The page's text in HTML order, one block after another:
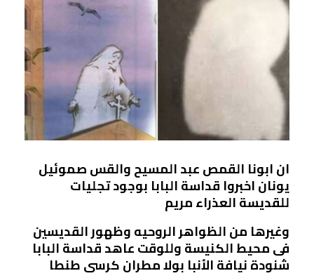
ان ابونا القمص عبد المسيح والقس صموئيل
يونان اخبروا قداسة البابا بوجود تجليات
للقديسة العذراء مريم
وغيرها من الظواهر الروحيه وظهور القديسين
فى محيط الكنيسة وللوقت عاهد قداسة البابا
شنودة نيافة الأنبا بولا مطران كرسى طنطا